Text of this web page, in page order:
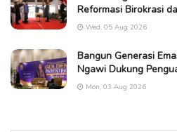
Reformasi Birokrasi
Wed, 05 Aug 2026
Bangun Generasi
Ngawi Dukung
Mon, 03 Aug 2026